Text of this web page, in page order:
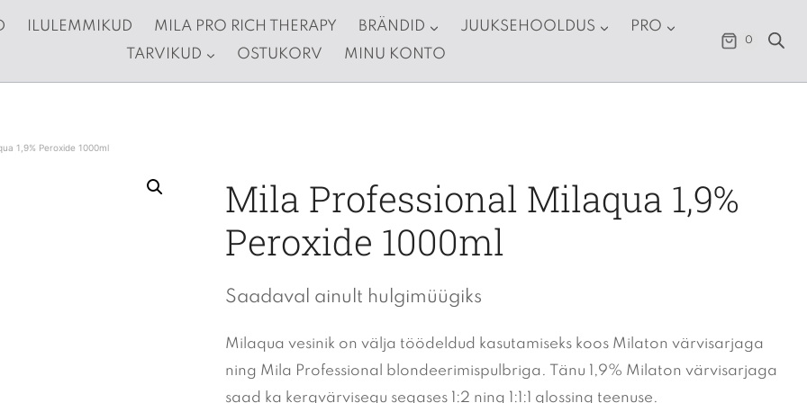
ILULEMMIKUD MILA PRO RICH THERAPY BRÄNDID JUUKSEHOOLDUS
PRO
TARVIKUD
OSTUKORV MINU KONTO
0
1,9% Peroxide 1000ml
Mila Professional Milaqua 1,9%
Peroxide 1000ml
Saadaval ainult hulgimüügiks
Milaqua vesinik on välja töödeldud kasutamiseks koos Milaton värvisarjaga
ning Mila Professional blondeerimispulbriga. Tänu 1,9% Milaton värvisarjaga
saad ka kergvärvisegu segases 1:2 ning 1:1:1 glossing teenuse.